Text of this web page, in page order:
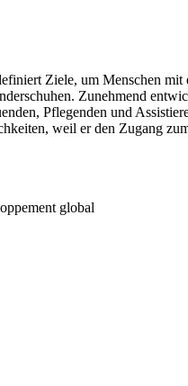
Ziele, um Menschen
Zunehmend
Pflegenden und
weil er den Zugang
global